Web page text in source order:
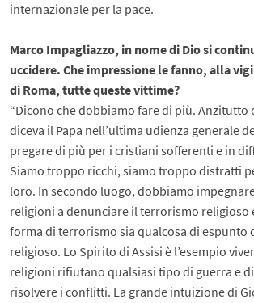
internazionale per la pace.
Marco Impagliazzo, in nome di Dio si
uccidere. Che impressione le fanno, alla
di Roma, tutte queste vittime?
“Dicono che dobbiamo fare di più. Anzitutto
diceva il Papa nell’ultima udienza generale
pregare di più per i cristiani sofferenti e in
Siamo troppo ricchi, siamo troppo distratti
loro. In secondo luogo, dobbiamo
religioni a denunciare il terrorismo religioso
forma di terrorismo sia qualcosa di espunto
religioso. Lo Spirito di Assisi è l’esempio
religioni rifiutano qualsiasi tipo di guerra e
risolvere i conflitti. La grande intuizione di